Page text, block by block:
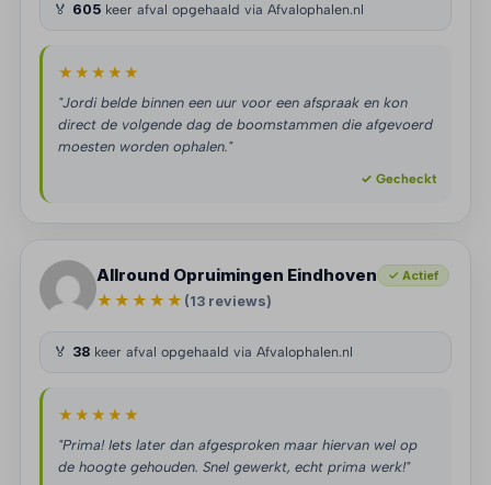
🏅 605 keer afval opgehaald via Afvalophalen.nl
★★★★★
"Jordi belde binnen een uur voor een afspraak en kon
direct de volgende dag de boomstammen die afgevoerd
moesten worden ophalen."
✓ Gecheckt
Allround Opruimingen Eindhoven ✓ Actief
★★★★★ (13 reviews)
🏅 38 keer afval opgehaald via Afvalophalen.nl
★★★★★
"Prima! Iets later dan afgesproken maar hiervan wel op
de hoogte gehouden. Snel gewerkt, echt prima werk!"